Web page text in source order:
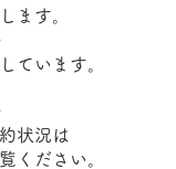
ます。
ています。
状況は
ください。